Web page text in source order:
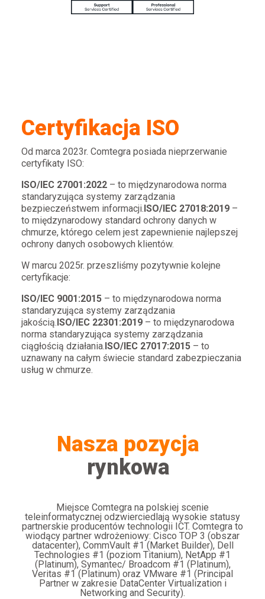
Certyfikacja ISO
Od marca 2023r. Comtegra posiada nieprzerwanie
certyfikaty ISO:
ISO/IEC 27001:2022 – to międzynarodowa norma
standaryzująca systemy zarządzania
bezpieczeństwem informacji.ISO/IEC 27018:2019 –
to międzynarodowy standard ochrony danych w
chmurze, którego celem jest zapewnienie najlepszej
ochrony danych osobowych klientów.
W marcu 2025r. przeszliśmy pozytywnie kolejne
certyfikacje:
ISO/IEC 9001:2015 – to międzynarodowa norma
standaryzująca systemy zarządzania
jakością.ISO/IEC 22301:2019 – to międzynarodowa
norma standaryzująca systemy zarządzania
ciągłością działania.ISO/IEC 27017:2015 – to
uznawany na całym świecie standard zabezpieczania
usług w chmurze.
Nasza pozycja
rynkowa
Miejsce Comtegra na polskiej scenie
teleinformatycznej odzwierciedlają wysokie statusy
partnerskie producentów technologii ICT. Comtegra to
wiodący partner wdrożeniowy: Cisco TOP 3 (obszar
datacenter), CommVault #1 (Market Builder), Dell
Technologies #1 (poziom Titanium), NetApp #1
(Platinum), Symantec/ Broadcom #1 (Platinum),
Veritas #1 (Platinum) oraz VMware #1 (Principal
Partner w zakresie DataCenter Virtualization i
Networking and Security).